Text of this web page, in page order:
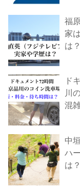
福
家
は？
ド
川
混
中
ハ
は？